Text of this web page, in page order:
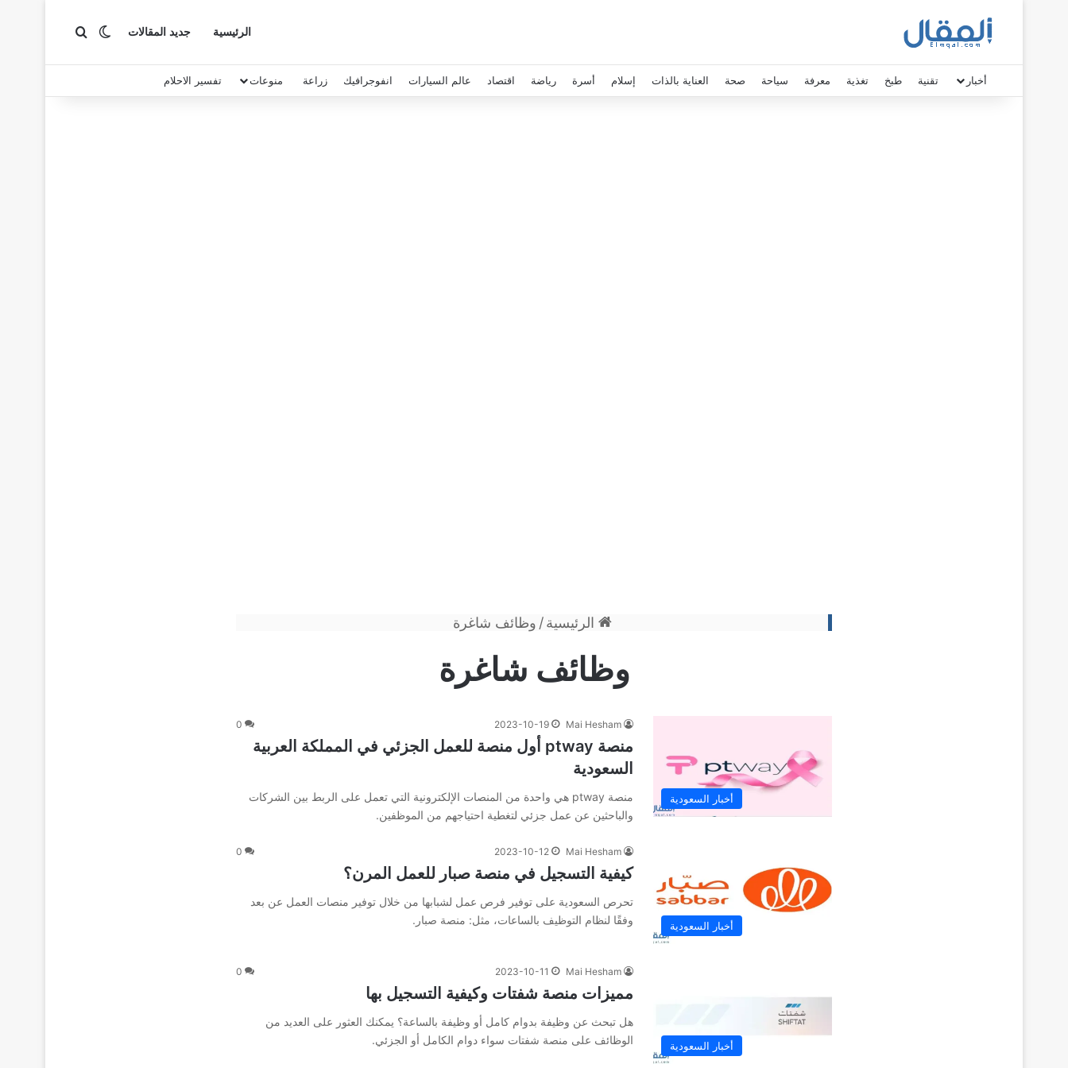
الرئيسية جديد المقالات الوضع المظلم
أخبار تقنية طبخ تغذية معرفة سياحة صحة العناية بالذات إسلام أسرة رياضة اقتصاد عالم السيارات انفوجرافيك زراعة منوعات تفسير الاحلام
الرئيسية / وظائف شاغرة
وظائف شاغرة
أخبار السعودية
Mai Hesham
2023-10-19
0
منصة ptway أول منصة للعمل الجزئي في المملكة العربية
السعودية
منصة ptway هي واحدة من المنصات الإلكترونية التي تعمل على الربط بين الشركات
والباحثين عن عمل جزئي لتغطية احتياجهم من الموظفين.
أخبار السعودية
Mai Hesham
2023-10-12
0
كيفية التسجيل في منصة صبار للعمل المرن؟
تحرص السعودية على توفير فرص عمل لشبابها من خلال توفير منصات العمل عن بعد
وفقًا لنظام التوظيف بالساعات، مثل: منصة صبار.
أخبار السعودية
Mai Hesham
2023-10-11
0
مميزات منصة شفتات وكيفية التسجيل بها
هل تبحث عن وظيفة بدوام كامل أو وظيفة بالساعة؟ يمكنك العثور على العديد من
الوظائف على منصة شفتات سواء دوام الكامل أو الجزئي.